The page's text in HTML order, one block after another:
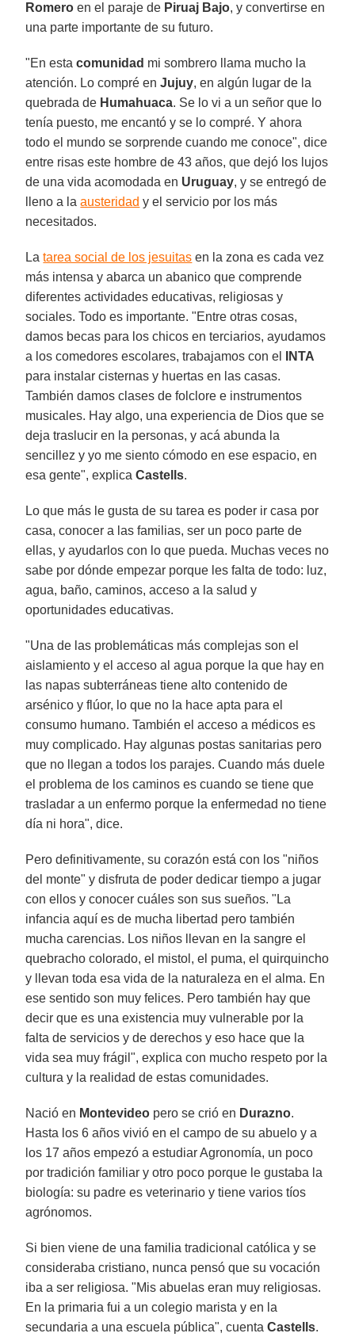
Romero en el paraje de Piruaj Bajo, y convertirse en
una parte importante de su futuro.
"En estacomunidad mi sombrero llama mucho la
atención. Lo compré enJujuy, en algún lugar de la
quebrada de Humahuaca. Se lo vi a un señor que lo
tenía puesto, me encantó y se lo compré. Y ahora
todo el mundo se sorprende cuando me conoce", dice
entre risas este hombre de 43 años, que dejó los lujos
de una vida acomodada en Uruguay, y se entregó de
lleno a laausteridad y el servicio por los más
necesitados.
Latarea social de los jesuitas en la zona es cada vez
más intensa y abarca un abanico que comprende
diferentes actividades educativas, religiosas y
sociales. Todo es importante. "Entre otras cosas,
damos becas para los chicos en terciarios, ayudamos
a los comedores escolares, trabajamos con el
INTA
para instalar cisternas y huertas en las casas.
También damos clases de folclore e instrumentos
musicales. Hay algo, una experiencia de Dios que se
deja traslucir en la personas, y acá abunda la
sencillez y yo me siento cómodo en ese espacio, en
esa gente", explicaCastells.
Lo que más le gusta de su tarea es poder ir casa por
casa, conocer a las familias, ser un poco parte de
ellas, y ayudarlos con lo que pueda. Muchas veces no
sabe por dónde empezar porque les falta de todo: luz,
agua, baño, caminos, acceso a la salud y
oportunidades educativas.
"Una de las problemáticas más complejas son el
aislamiento y el acceso al agua porque la que hay en
las napas subterráneas tiene alto contenido de
arsénico y flúor, lo que no la hace apta para el
consumo humano. También el acceso a médicos es
muy complicado. Hay algunas postas sanitarias pero
que no llegan a todos los parajes. Cuando más duele
el problema de los caminos es cuando se tiene que
trasladar a un enfermo porque la enfermedad no tiene
día ni hora", dice.
Pero definitivamente, su corazón está con los "niños
del monte" y disfruta de poder dedicar tiempo a jugar
con ellos y conocer cuáles son sus sueños. "La
infancia aquí es de mucha libertad pero también
mucha carencias. Los niños llevan en la sangre el
quebracho colorado, el mistol, el puma, el quirquincho
y llevan toda esa vida de la naturaleza en el alma. En
ese sentido son muy felices. Pero también hay que
decir que es una existencia muy vulnerable por la
falta de servicios y de derechos y eso hace que la
vida sea muy frágil", explica con mucho respeto por la
cultura y la realidad de estas comunidades.
Nació en Montevideo pero se crió en Durazno.
Hasta los 6 años vivió en el campo de su abuelo y a
los 17 años empezó a estudiar Agronomía, un poco
por tradición familiar y otro poco porque le gustaba la
biología: su padre es veterinario y tiene varios tíos
agrónomos.
Si bien viene de una familia tradicional católica y se
consideraba cristiano, nunca pensó que su vocación
iba a ser religiosa. "Mis abuelas eran muy religiosas.
En la primaria fui a un colegio marista y en la
secundaria a una escuela pública", cuentaCastells.